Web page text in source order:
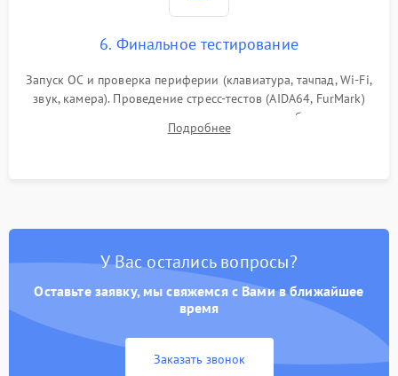
6. Финальное тестирование
Запуск ОС и проверка периферии (клавиатура, тачпад, Wi-Fi,
звук, камера). Проведение стресс-тестов (AIDA64, FurMark)
для контроля температурного режима и стабильности
системы под пиковой нагрузкой.
Подробнее
У Вас остались вопросы?
Оставьте заявку, мы свяжемся с Вами в ближайшее
время
Заказать звонок